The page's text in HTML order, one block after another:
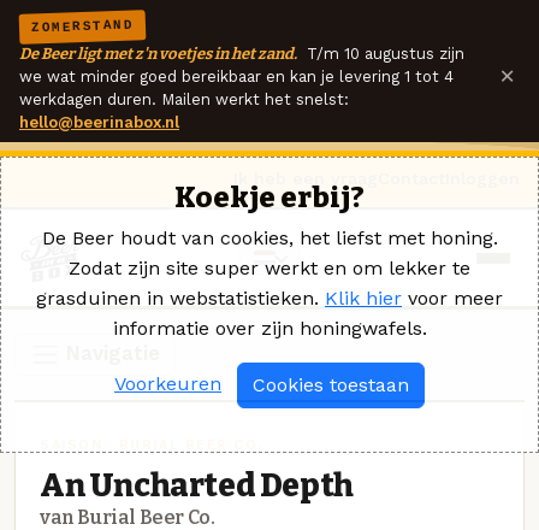
ZOMERSTAND
De Beer ligt met z'n voetjes in het zand. T/m 10 augustus zijn
we wat minder goed bereikbaar en kan je levering 1 tot 4
werkdagen duren. Mailen werkt het snelst:
hello@beerinabox.nl
×
An Uncharted Depth
van Burial Beer Co.
Koekje erbij?
De Beer houdt van cookies, het liefst met honing.
Zodat zijn site super werkt en om lekker te
grasduinen in webstatistieken. Klik hier voor meer
informatie over zijn honingwafels.
Voorkeuren Cookies toestaan